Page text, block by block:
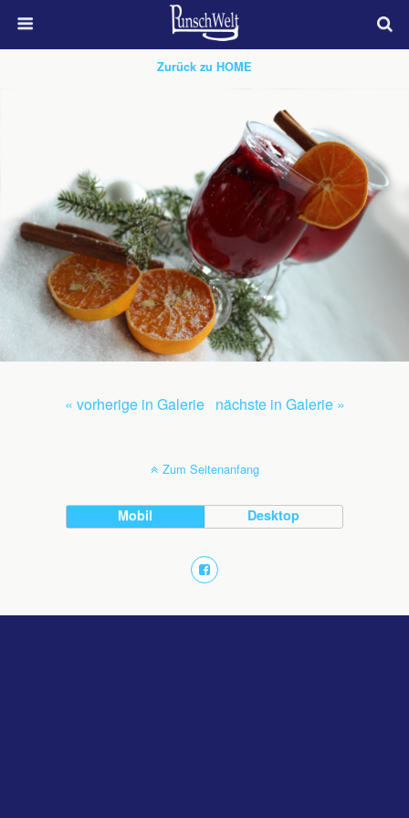
Zurück zu HOME
« vorherige in Galerie nächste in Galerie »
Zum Seitenanfang
Mobil Desktop